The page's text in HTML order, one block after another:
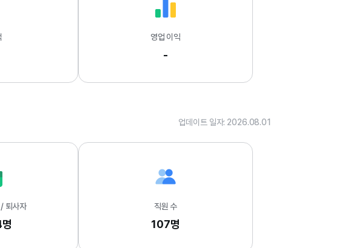
영업 이익
-
업데이트 일자: 2026.08.01
퇴사자 직원 수
107명